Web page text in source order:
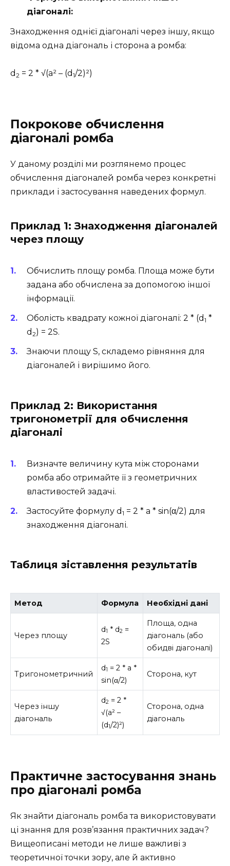
діагоналі:
Знаходження однієї діагоналі через іншу, якщо
відома одна діагональ і сторона a ромба:
d 2 = 2 * √(a² – (d 1/2)²)
Покрокове обчислення
діагоналі ромба
У даному розділі ми розглянемо процес
обчислення діагоналей ромба через конкретні
приклади і застосування наведених формул.
Приклад 1: Знаходження діагоналей
через площу
Обчислить площу ромба. Площа може бути
задана або обчислена за допомогою іншої
інформації.
Оболість квадрату кожної діагоналі: 2 * (d 1 *
d 2) = 2S.
Знаючи площу S, складемо рівняння для
діагоналей і вирішимо його.
Приклад 2: Використання
тригонометрії для обчислення
діагоналі
Визначте величину кута між сторонами
ромба або отримайте її з геометричних
властивостей задачі.
Застосуйте формулу d 1 = 2 * a * sin(α/2) для
знаходження діагоналі.
Таблиця зіставлення результатів
Метод Формула Необхідні дані
Через площу
d1 * d2 =
2S
Площа, одна
діагональ (або
обидві діагоналі)
Тригонометричний
d1 = 2 * a *
sin(α/2)
Сторона, кут
Через іншу
діагональ
d2 = 2 *
√(a² –
(d1/2)²)
Сторона, одна
діагональ
Практичне застосування знань
про діагоналі ромба
Як знайти діагональ ромба та використовувати
ці знання для розв’язання практичних задач?
Вищеописані методи не лише важливі з
теоретичної точки зору, але й активно